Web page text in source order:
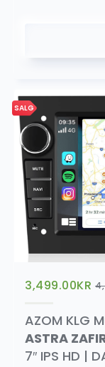
SALG
3,499.00KR
AZOM KLG
ASTRA
7″ IPS HD |